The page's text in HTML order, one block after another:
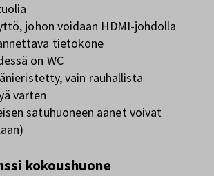
johon voidaan HDMI-johdolla
tietokone
on WC
vain rauhallista
varten
satuhuoneen äänet voivat
kokoushuone